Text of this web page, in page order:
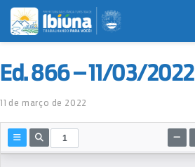
Ed. 866 – 11/03/2022
11 de março de 2022